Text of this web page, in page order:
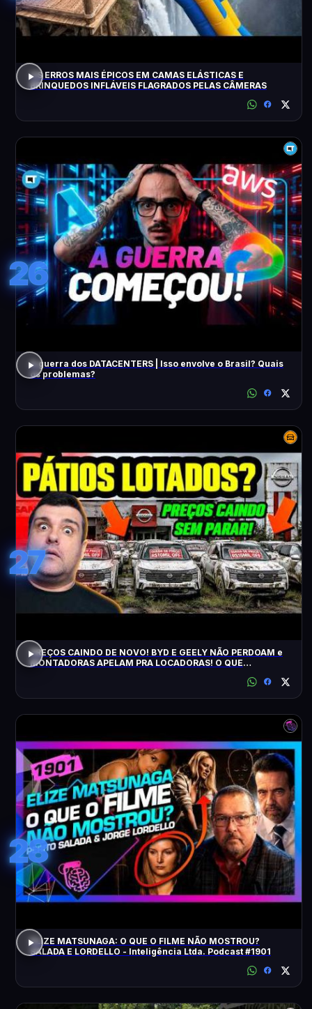
OS ERROS MAIS ÉPICOS EM CAMAS ELÁSTICAS E
BRINQUEDOS INFLÁVEIS FLAGRADOS PELAS CÂMERAS
26
A guerra dos DATACENTERS | Isso envolve o Brasil? Quais
os problemas?
27
PREÇOS CAINDO DE NOVO! BYD E GEELY NÃO PERDOAM e
MONTADORAS APELAM PRA LOCADORAS! O QUE
28
ELIZE MATSUNAGA: O QUE O FILME NÃO MOSTROU?
SALADA E LORDELLO - Inteligência Ltda. Podcast #1901